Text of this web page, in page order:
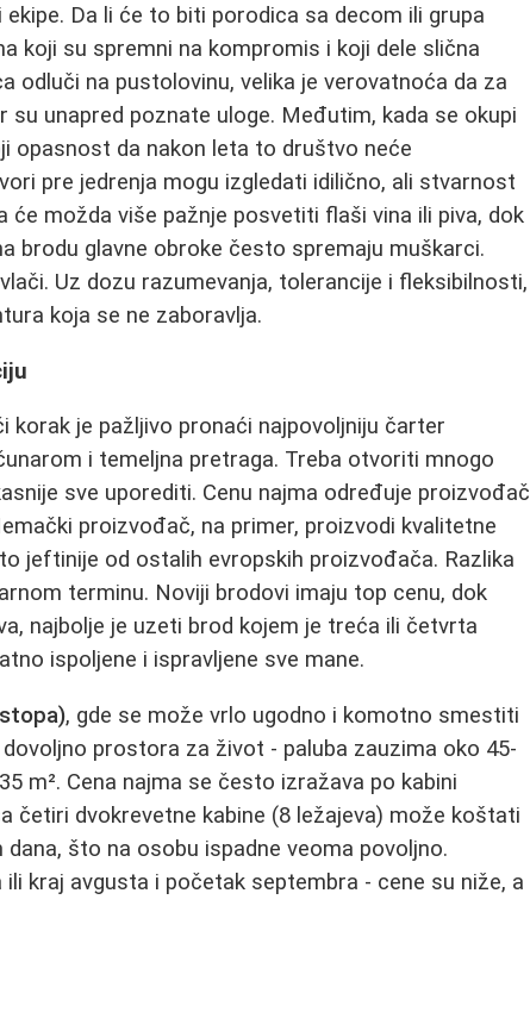
Da li će to biti porodica sa decom ili grupa
koji su spremni na kompromis i koji dele slična
odluči na pustolovinu, velika je verovatnoća da za
su unapred poznate uloge. Međutim, kada se okupi
opasnost da nakon leta to društvo neće
pre jedrenja mogu izgledati idilično, ali stvarnost
će možda više pažnje posvetiti flaši vina ili piva, dok
brodu glavne obroke često spremaju muškarci.
Uz dozu razumevanja, tolerancije i fleksibilnosti,
koja se ne zaboravlja.
korak je pažljivo pronaći najpovoljniju čarter
i temeljna pretraga. Treba otvoriti mnogo
sve uporediti. Cenu najma određuje proizvođač
proizvođač, na primer, proizvodi kvalitetne
jeftinije od ostalih evropskih proizvođača. Razlika
terminu. Noviji brodovi imaju top cenu, dok
najbolje je uzeti brod kojem je treća ili četvrta
ispoljene i ispravljene sve mane.
, gde se može vrlo ugodno i komotno smestiti
prostora za život - paluba zauzima oko 45-
m². Cena najma se često izražava po kabini
četiri dvokrevetne kabine (8 ležajeva) može koštati
što na osobu ispadne veoma povoljno.
kraj avgusta i početak septembra - cene su niže, a